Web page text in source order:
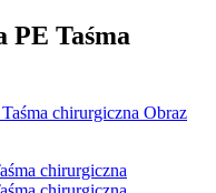
PE Taśma